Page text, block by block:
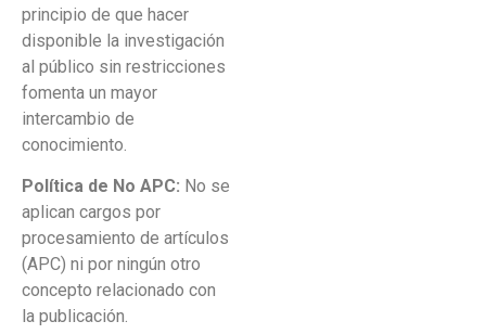
principio de que hacer
disponible la investigación
al público sin restricciones
fomenta un mayor
intercambio de
conocimiento.
Política de No APC: No se
aplican cargos por
procesamiento de artículos
(APC) ni por ningún otro
concepto relacionado con
la publicación.